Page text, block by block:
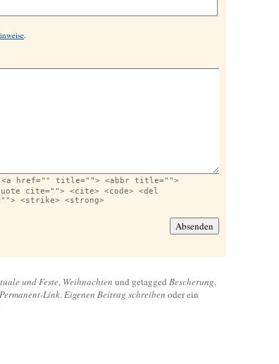
.
<a href="" title=""> <abbr title="">
cite=""> <cite> <code> <del
<strike> <strong>
und Feste, Weihnachten und getagged Bescherung,
Permanent-Link.Eigenen Beitrag schreiben oder ein